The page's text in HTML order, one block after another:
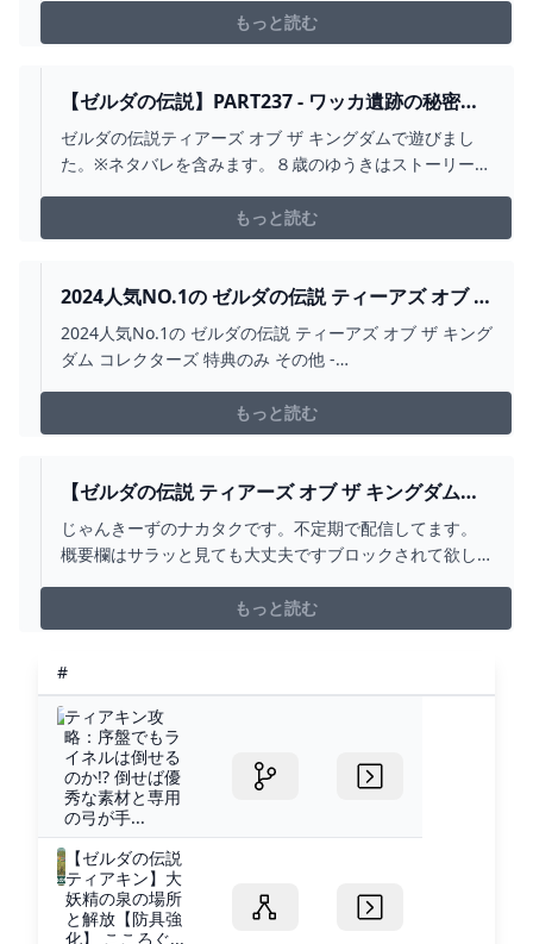
曲にクラシックサックスが多数使われているのが印象的
なこの作品。今回はメインテーマをサックス四重奏に編
〈ソ...
もっと読む
【ゼルダの伝説】PART237 - ワッカ遺跡の秘密
【ティアーズ オブ ザ キングダム】 - YOUTUBE
ゼルダの伝説ティアーズ オブ ザ キングダムで遊びまし
た。※ネタバレを含みます。８歳のゆうきはストーリーも
ので、今回はバトルも頑張ってみようと思います。あむ
かのX（旧Twitter）https://twitter.com/AMUKA0105#ゼ
もっと読む
2024人気NO.1の ゼルダの伝説 ティーアズ オブ ザ
キングダム コレクターズ 特典のみ その他 -
WWW.BUILDCENTRAL.COM
2024人気No.1の ゼルダの伝説 ティーアズ オブ ザ キング
ダム コレクターズ 特典のみ その他 -
もっと読む
【ゼルダの伝説 ティアーズ オブ ザ キングダム】
え！？このゲーム発売日一年前なんですか！？ -
YOUTUBE
じゃんきーずのナカタクです。不定期で配信してます。
概要欄はサラッと見ても大丈夫ですブロックされて欲し
めてください。②アンチコメは逆に話題にしてみんなで
笑います。やってみろ。③他の配信者の名前を出すのは
はできれば...
もっと読む
#
ティアキン攻
略：序盤でもラ
イネルは倒せる
のか!? 倒せば優
秀な素材と専用
の弓が手...
【ゼルダの伝説
ティアキン】大
妖精の泉の場所
と解放【防具強
化】 こころぐ...